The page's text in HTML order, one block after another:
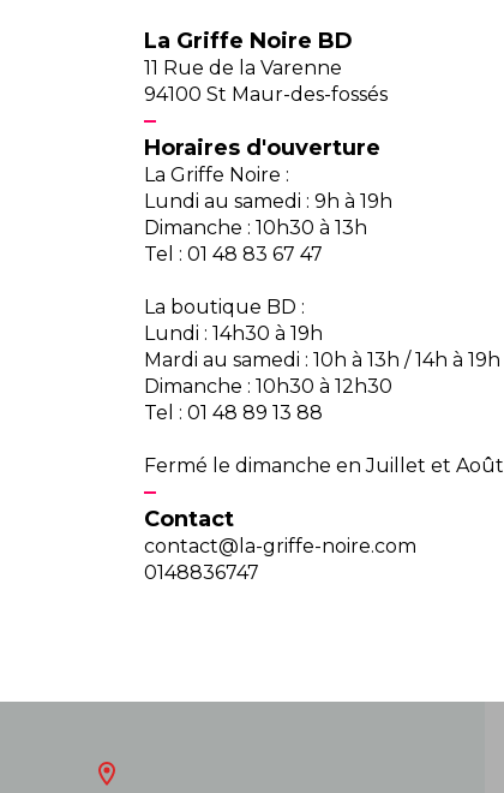
La Griffe Noire BD
11 Rue de la Varenne
94100 St Maur-des-fossés
Horaires d'ouverture
La Griffe Noire :
Lundi au samedi : 9h à 19h
Dimanche : 10h30 à 13h
Tel : 01 48 83 67 47
La boutique BD :
Lundi : 14h30 à 19h
Mardi au samedi : 10h à 13h / 14h à 19h
Dimanche : 10h30 à 12h30
Tel : 01 48 89 13 88
Fermé le dimanche en Juillet et Août
Contact
contact@la-griffe-noire.com
0148836747